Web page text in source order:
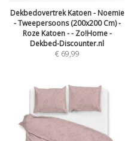
Dekbedovertrek Katoen - Noemie
- Tweepersoons (200x200 Cm) -
Roze Katoen - - Zo!Home -
Dekbed-Discounter.nl
€ 69,99